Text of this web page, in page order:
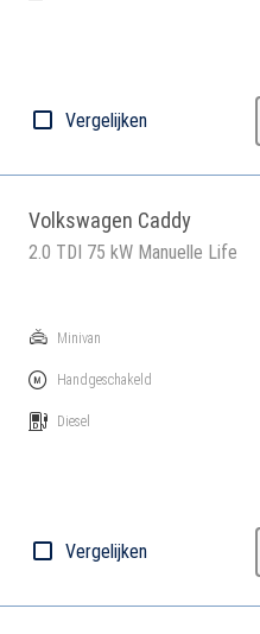
Vergelijken
Volkswagen Caddy
2.0 TDI 75 kW Manuelle Life
Minivan
Handgeschakeld
Diesel
Vergelijken